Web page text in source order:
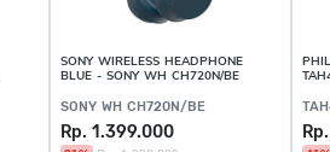
SONY WIRELESS HEADPHONE
BLUE - SONY WH CH720N/BE
SONY WH CH720N/BE
Rp. 1.399.000